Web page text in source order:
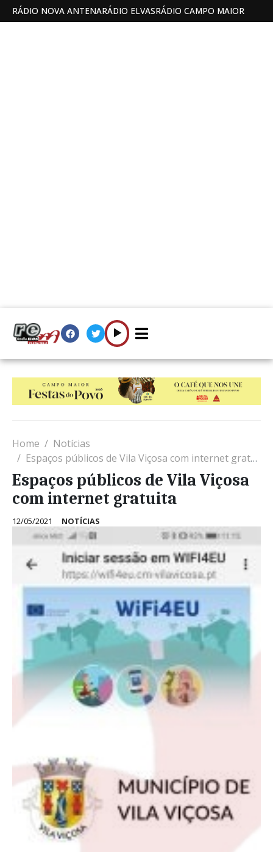
RÁDIO NOVA ANTENARÁDIO ELVASRÁDIO CAMPO MAIOR
Home
Notícias
Espaços públicos de Vila Viçosa com internet gratuita
Espaços públicos de Vila Viçosa
com internet gratuita
12/05/2021 NOTÍCIAS